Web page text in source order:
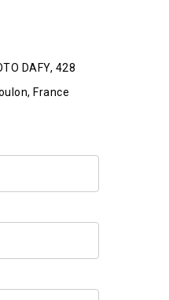
DAFY, 428
France